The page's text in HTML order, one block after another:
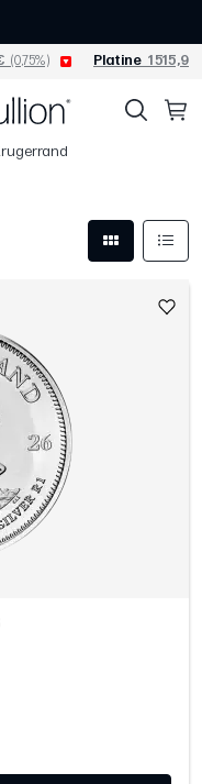
(0,75%) Platine 1 515,92